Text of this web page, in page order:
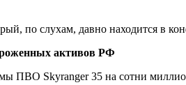
по слухам, давно находится в
активов РФ
ПВО Skyranger 35 на сотни